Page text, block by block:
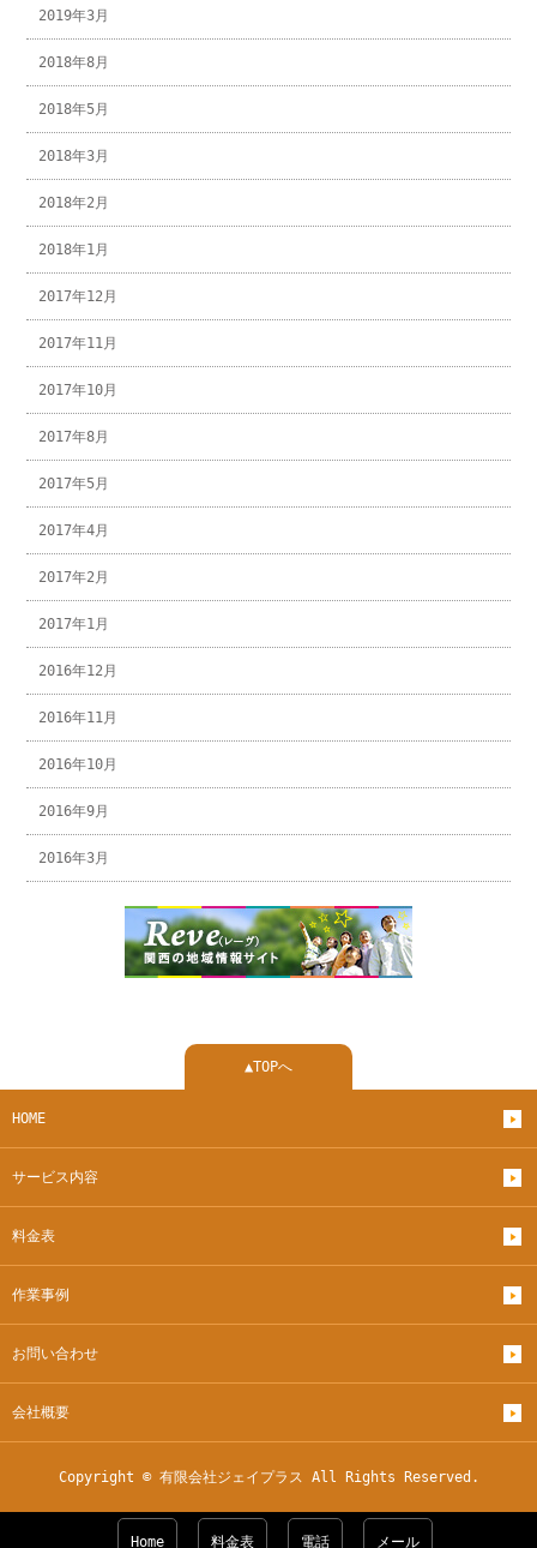
2019年3月
2018年8月
2018年5月
2018年3月
2018年2月
2018年1月
2017年12月
2017年11月
2017年10月
2017年8月
2017年5月
2017年4月
2017年2月
2017年1月
2016年12月
2016年11月
2016年10月
2016年9月
2016年3月
▲TOPへ
HOME
サービス内容
料金表
作業事例
お問い合わせ
会社概要
Copyright © 有限会社ジェイプラス All Rights Reserved.
Home 料金表 電話 メール